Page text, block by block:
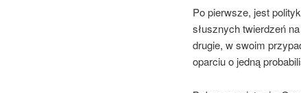
Po pierwsze, jest
słusznych twierdzeń
drugie, w swoim
oparciu o jedną